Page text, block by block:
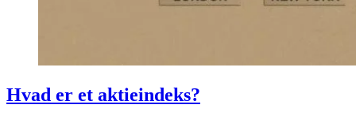
Hvad er et aktieindeks?